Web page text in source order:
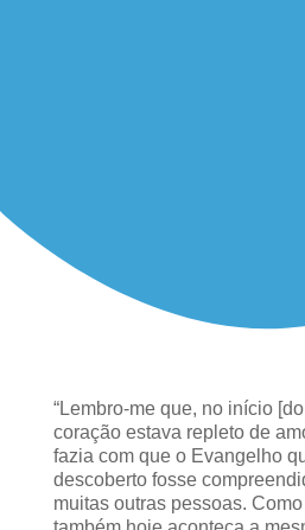
“Lembro-me que, no início
coração estava repleto de
fazia com que o Evangelho
descoberto fosse
muitas outras pessoas.